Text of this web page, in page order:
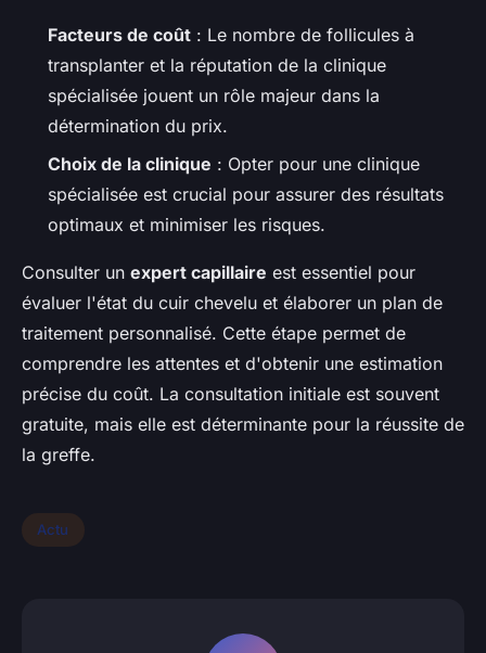
Facteurs de coût : Le nombre de follicules à
transplanter et la réputation de la clinique
spécialisée jouent un rôle majeur dans la
détermination du prix.
Choix de la clinique : Opter pour une clinique
spécialisée est crucial pour assurer des résultats
optimaux et minimiser les risques.
Consulter un expert capillaire est essentiel pour
évaluer l'état du cuir chevelu et élaborer un plan de
traitement personnalisé. Cette étape permet de
comprendre les attentes et d'obtenir une estimation
précise du coût. La consultation initiale est souvent
gratuite, mais elle est déterminante pour la réussite de
la greffe.
Actu